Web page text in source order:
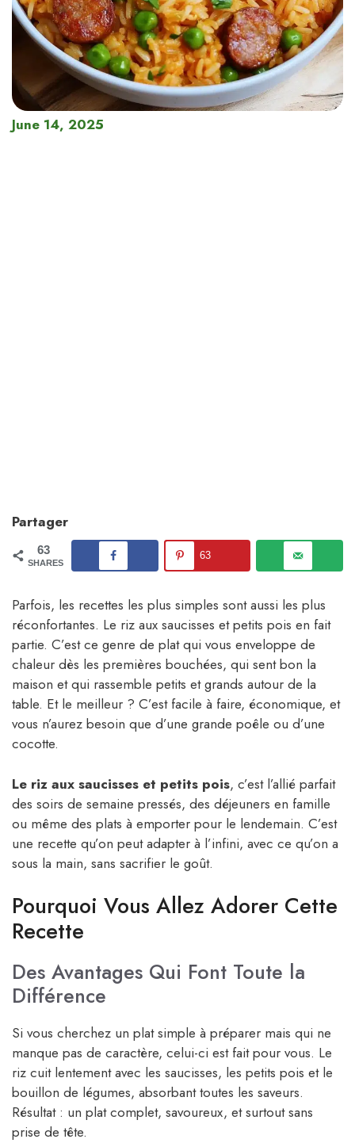
June 14, 2025
Partager
63
SHARES
63
Parfois, les recettes les plus simples sont aussi les plus
réconfortantes. Le riz aux saucisses et petits pois en fait
partie. C’est ce genre de plat qui vous enveloppe de
chaleur dès les premières bouchées, qui sent bon la
maison et qui rassemble petits et grands autour de la
table. Et le meilleur ? C’est facile à faire, économique, et
vous n’aurez besoin que d’une grande poêle ou d’une
cocotte.
Le riz aux saucisses et petits pois, c’est l’allié parfait
des soirs de semaine pressés, des déjeuners en famille
ou même des plats à emporter pour le lendemain. C’est
une recette qu’on peut adapter à l’infini, avec ce qu’on a
sous la main, sans sacrifier le goût.
Pourquoi Vous Allez Adorer Cette
Recette
Des Avantages Qui Font Toute la
Différence
Si vous cherchez un plat simple à préparer mais qui ne
manque pas de caractère, celui-ci est fait pour vous. Le
riz cuit lentement avec les saucisses, les petits pois et le
bouillon de légumes, absorbant toutes les saveurs.
Résultat : un plat complet, savoureux, et surtout sans
prise de tête.